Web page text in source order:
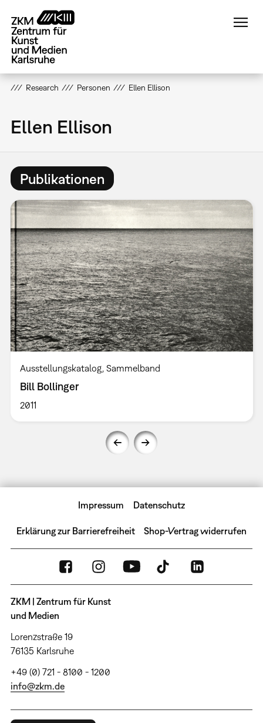
zum
Inhalt
Research Personen Ellen Ellison
Ellen Ellison
Publikationen
Ausstellungskatalog Sammelband
Bill Bollinger
2011
Impressum Datenschutz
Erklärung zur Barrierefreiheit Shop-Vertrag widerrufen
ZKM | Zentrum für Kunst
und Medien
Lorenzstraße 19
76135 Karlsruhe
+49 (0) 721 - 8100 - 1200
info@zkm.de